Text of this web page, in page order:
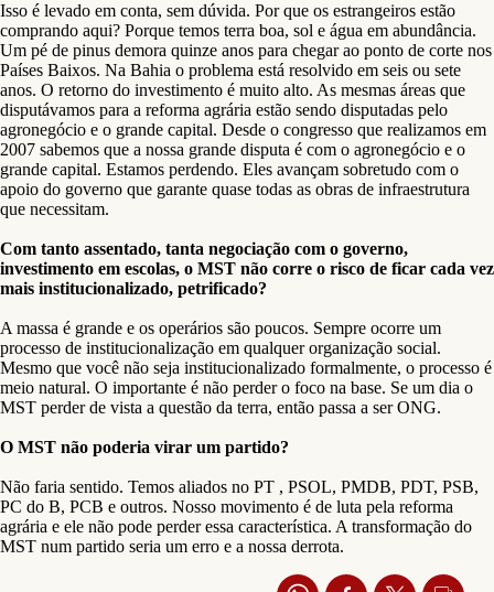
Isso é levado em conta, sem dúvida. Por que os estrangeiros estão
comprando aqui? Porque temos terra boa, sol e água em abundância.
Um pé de pinus demora quinze anos para chegar ao ponto de corte nos
Países Baixos. Na Bahia o problema está resolvido em seis ou sete
anos. O retorno do investimento é muito alto. As mesmas áreas que
disputávamos para a reforma agrária estão sendo disputadas pelo
agronegócio e o grande capital. Desde o congresso que realizamos em
2007 sabemos que a nossa grande disputa é com o agronegócio e o
grande capital. Estamos perdendo. Eles avançam sobretudo com o
apoio do governo que garante quase todas as obras de infraestrutura
que necessitam.
Com tanto assentado, tanta negociação com o governo,
investimento em escolas, o MST não corre o risco de ficar cada vez
mais institucionalizado, petrificado?
A massa é grande e os operários são poucos. Sempre ocorre um
processo de institucionalização em qualquer organização social.
Mesmo que você não seja institucionalizado formalmente, o processo é
meio natural. O importante é não perder o foco na base. Se um dia o
MST perder de vista a questão da terra, então passa a ser ONG.
O MST não poderia virar um partido?
Não faria sentido. Temos aliados no PT , PSOL, PMDB, PDT, PSB,
PC do B, PCB e outros. Nosso movimento é de luta pela reforma
agrária e ele não pode perder essa característica. A transformação do
MST num partido seria um erro e a nossa derrota.